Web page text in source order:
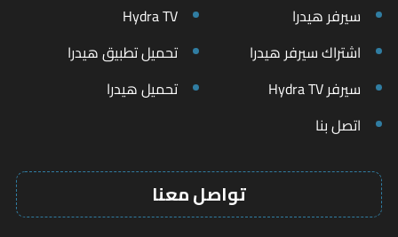
سيرفر هيدرا
Hydra TV
اشتراك سيرفر هيدرا
تحميل تطبيق هيدرا
سيرفر Hydra TV
تحميل هيدرا
اتصل بنا
تواصل معنا